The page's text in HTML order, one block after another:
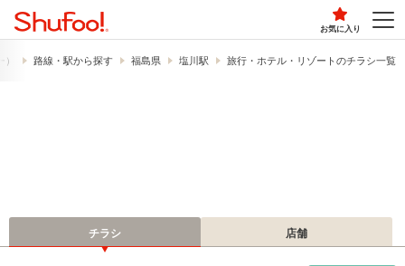
お気に入り
路線・駅から探す 福島県 塩川駅 旅行・ホテル・リゾートのチラシ一覧
チラシ 店舗